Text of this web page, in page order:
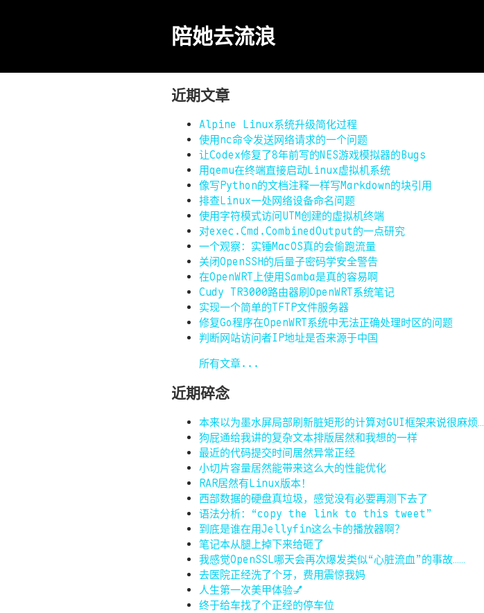
陪她去流浪
近期文章
Alpine Linux系统升级简化过程
使用nc命令发送网络请求的一个问题
让Codex修复了8年前写的NES游戏模拟器的Bugs
用qemu在终端直接启动Linux虚拟机系统
像写Python的文档注释一样写Markdown的块引用
排查Linux一处网络设备命名问题
使用字符模式访问UTM创建的虚拟机终端
对exec.Cmd.CombinedOutput的一点研究
一个观察：实锤MacOS真的会偷跑流量
关闭OpenSSH的后量子密码学安全警告
在OpenWRT上使用Samba是真的容易啊
Cudy TR3000路由器刷OpenWRT系统笔记
实现一个简单的TFTP文件服务器
修复Go程序在OpenWRT系统中无法正确处理时区的问题
判断网站访问者IP地址是否来源于中国
所有文章...
近期碎念
本来以为墨水屏局部刷新脏矩形的计算对GUI框架来说很麻烦…
狗屁通给我讲的复杂文本排版居然和我想的一样
最近的代码提交时间居然异常正经
小切片容量居然能带来这么大的性能优化
RAR居然有Linux版本！
西部数据的硬盘真垃圾，感觉没有必要再测下去了
语法分析：“copy the link to this tweet”
到底是谁在用Jellyfin这么卡的播放器啊？
笔记本从腿上掉下来给砸了
我感觉OpenSSL哪天会再次爆发类似“心脏流血”的事故……
去医院正经洗了个牙，费用震惊我妈
人生第一次美甲体验💅
终于给车找了个正经的停车位